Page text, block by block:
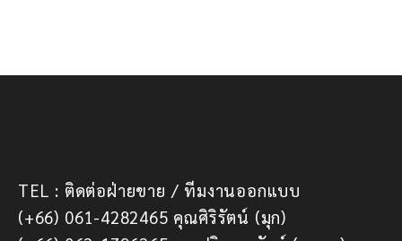
TEL : ติดต่อฝ่ายขาย / ทีมงานออกแบบ
(+66) 061-4282465 คุณศิริรัตน์ (มุก)